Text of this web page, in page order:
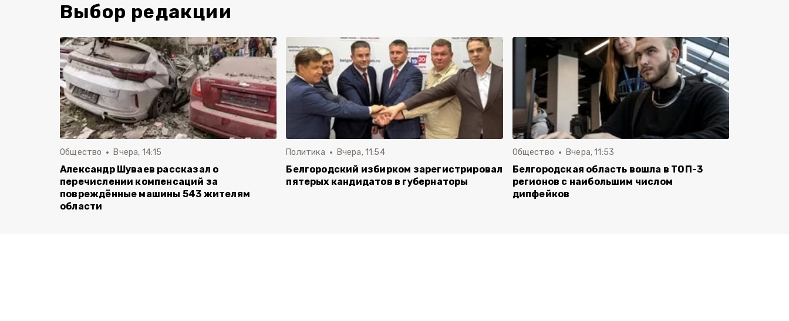
Выбор редакции
Общество Вчера, 14:15
Александр Шуваев рассказал о
перечислении компенсаций за
повреждённые машины 543 жителям
области
Политика Вчера, 11:54
Белгородский избирком зарегистрировал
пятерых кандидатов в губернаторы
Общество Вчера, 11:53
Белгородская область вошла в ТОП-3
регионов с наибольшим числом
дипфейков